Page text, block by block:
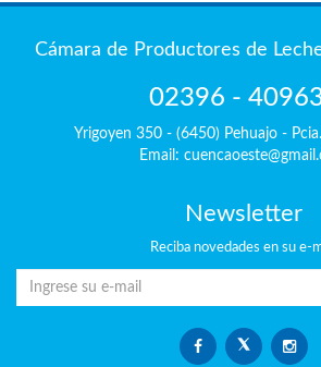
Cámara de Productores de
02396 -
Yrigoyen 350 - (6450) Pehuajo -
Email:
Newsletter
Reciba novedades en su e-